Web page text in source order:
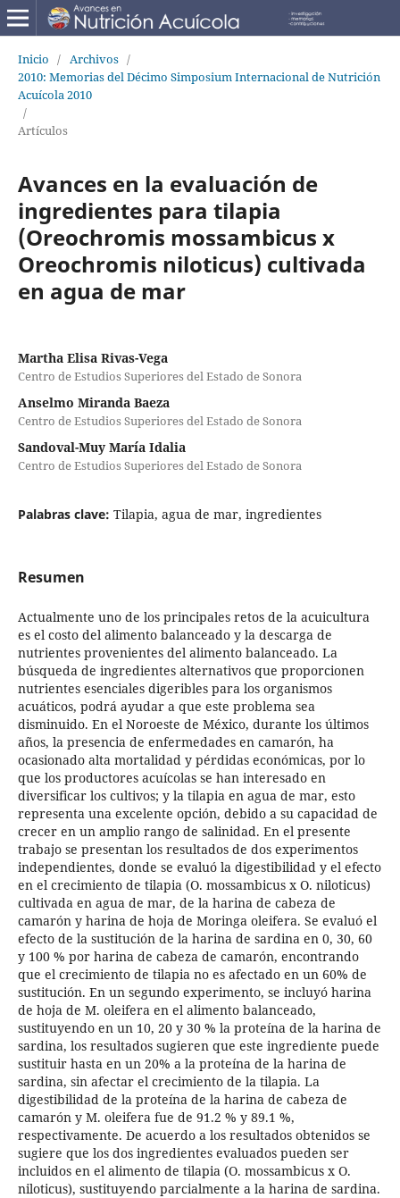
Inicio / Archivos /
2010: Memorias del Décimo Simposium Internacional de Nutrición
Acuícola 2010
/
Artículos
Avances en la evaluación de
ingredientes para tilapia
(Oreochromis mossambicus x
Oreochromis niloticus) cultivada
en agua de mar
Martha Elisa Rivas-Vega
Centro de Estudios Superiores del Estado de Sonora
Anselmo Miranda Baeza
Centro de Estudios Superiores del Estado de Sonora
Sandoval-Muy María Idalia
Centro de Estudios Superiores del Estado de Sonora
Palabras clave: Tilapia, agua de mar, ingredientes
Resumen
Actualmente uno de los principales retos de la acuicultura
es el costo del alimento balanceado y la descarga de
nutrientes provenientes del alimento balanceado. La
búsqueda de ingredientes alternativos que proporcionen
nutrientes esenciales digeribles para los organismos
acuáticos, podrá ayudar a que este problema sea
disminuido. En el Noroeste de México, durante los últimos
años, la presencia de enfermedades en camarón, ha
ocasionado alta mortalidad y pérdidas económicas, por lo
que los productores acuícolas se han interesado en
diversificar los cultivos; y la tilapia en agua de mar, esto
representa una excelente opción, debido a su capacidad de
crecer en un amplio rango de salinidad. En el presente
trabajo se presentan los resultados de dos experimentos
independientes, donde se evaluó la digestibilidad y el efecto
en el crecimiento de tilapia (O. mossambicus x O. niloticus)
cultivada en agua de mar, de la harina de cabeza de
camarón y harina de hoja de Moringa oleifera. Se evaluó el
efecto de la sustitución de la harina de sardina en 0, 30, 60
y 100 % por harina de cabeza de camarón, encontrando
que el crecimiento de tilapia no es afectado en un 60% de
sustitución. En un segundo experimento, se incluyó harina
de hoja de M. oleifera en el alimento balanceado,
sustituyendo en un 10, 20 y 30 % la proteína de la harina de
sardina, los resultados sugieren que este ingrediente puede
sustituir hasta en un 20% a la proteína de la harina de
sardina, sin afectar el crecimiento de la tilapia. La
digestibilidad de la proteína de la harina de cabeza de
camarón y M. oleifera fue de 91.2 % y 89.1 %,
respectivamente. De acuerdo a los resultados obtenidos se
sugiere que los dos ingredientes evaluados pueden ser
incluidos en el alimento de tilapia (O. mossambicus x O.
niloticus), sustituyendo parcialmente a la harina de sardina.